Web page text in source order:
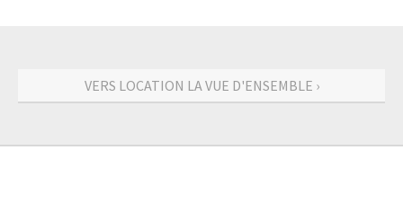
VERS LOCATION LA VUE D'ENSEMBLE ›